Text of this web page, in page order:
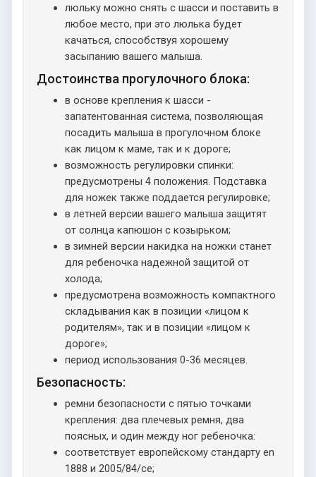
люльку можно снять с шасси и поставить в
любое место, при это люлька будет
качаться, способствуя хорошему
засыпанию вашего малыша.
Достоинства прогулочного блока:
в основе крепления к шасси -
запатентованная система, позволяющая
посадить малыша в прогулочном блоке
как лицом к маме, так и к дороге;
возможность регулировки спинки:
предусмотрены 4 положения. Подставка
для ножек также поддается регулировке;
в летней версии вашего малыша защитят
от солнца капюшон с козырьком;
в зимней версии накидка на ножки станет
для ребеночка надежной защитой от
холода;
предусмотрена возможность компактного
складывания как в позиции «лицом к
родителям», так и в позиции «лицом к
дороге»;
период использования 0-36 месяцев.
Безопасность:
ремни безопасности с пятью точками
крепления: два плечевых ремня, два
поясных, и один между ног ребеночка:
соответствует европейскому стандарту en
1888 и 2005/84/ce;